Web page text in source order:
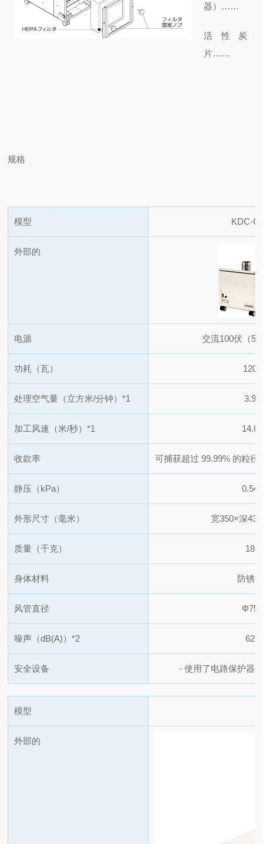
器）……
活性炭
片……
规格
模型 KDC-
外部的
电源 交流100伏（
功耗（瓦） 120
处理空气量（立方米/分钟）*1 3.9
加工风速（米/秒）*1 14.6
收款率 可捕获超过 99.99% 的粒径
静压（kPa） 0.54
外形尺寸（毫米） 宽350×深
质量（千克） 18
身体材料 防锈的
风管直径 Φ75
噪声（dB(A)）*2 62
安全设备 - 使用了电路保护器-
模型
外部的